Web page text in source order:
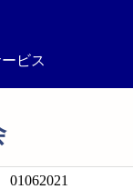
ビス
01062021